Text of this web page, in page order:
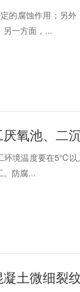
的腐蚀作用；另外
另一方面，...
氧池、二
环境温度要在5℃以
。防腐...